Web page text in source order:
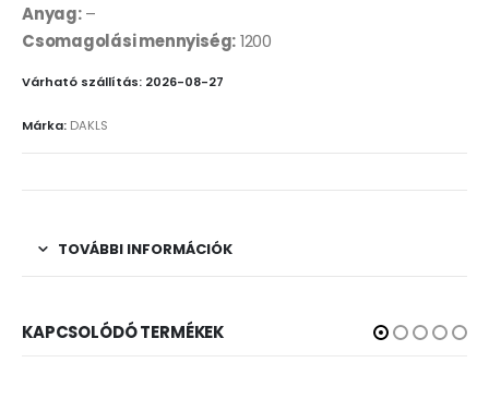
Anyag:–
Csomagolási mennyiség:1200
Várható szállítás: 2026-08-27
Márka: DAKLS
TOVÁBBI INFORMÁCIÓK
KAPCSOLÓDÓ TERMÉKEK